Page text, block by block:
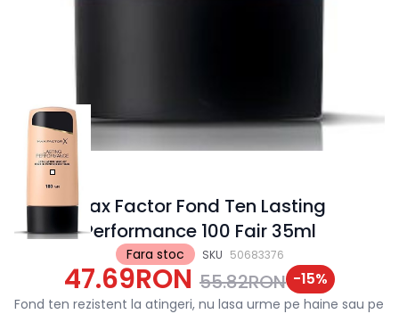
Fara stoc SKU 50683376
Max Factor Fond Ten Lasting
Performance 100 Fair 35ml
47.69RON 55.82RON -15%
Fond ten rezistent la atingeri, nu lasa urme pe haine sau pe